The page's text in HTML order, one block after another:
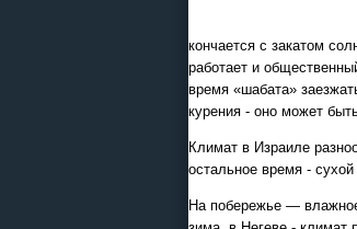
кончается с закатом
работает и
время «шабата»
курения - оно может
Климат в Израиле
остальное время -
На побережье —